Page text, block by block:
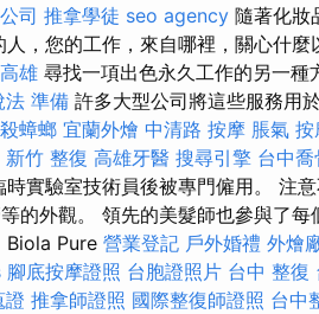
司 推拿學徒 seo agency 隨著化妝
，您的工作，來自哪裡，關心什
雄 尋找一項出色永久工作的另一種
法 準備 許多大型公司將這些服務用
殺蟑螂 宜蘭外燴 中清路 按摩 脹氣 按
新竹 整復 高雄牙醫 搜尋引擎 台中喬
實驗室技術員後被專門僱用。 注
的外觀。 領先的美髮師也參與了
Biola Pure 營業登記 戶外婚禮 外燴
腳底按摩證照 台胞證照片 台中 整復
證 推拿師證照 國際整復師證照 台中